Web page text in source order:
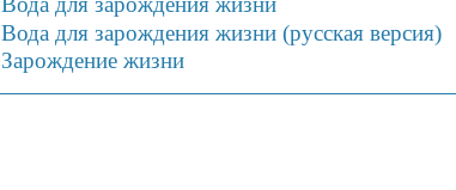
Вода для зарождения жизни (русская версия)
Зарождение жизни